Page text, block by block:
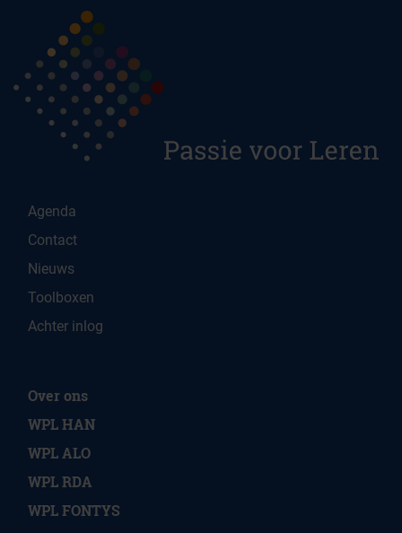
Agenda
Contact
Nieuws
Toolboxen
Achter inlog
Over ons
WPL HAN
WPL ALO
WPL RDA
WPL FONTYS